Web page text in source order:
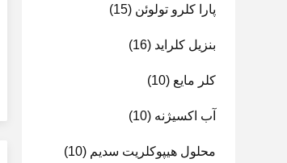
پارا کلرو تولوئن (15)
بنزیل کلراید (16)
کلر مایع (10)
آب اکسیژنه (10)
محلول هیپوکلریت سدیم (10)